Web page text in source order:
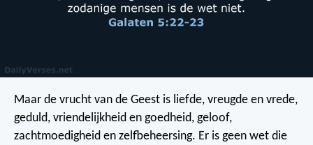
Maar de vrucht van de Geest is liefde, vreugde en vrede,
geduld, vriendelijkheid en goedheid, geloof,
zachtmoedigheid en zelfbeheersing. Er is geen wet die